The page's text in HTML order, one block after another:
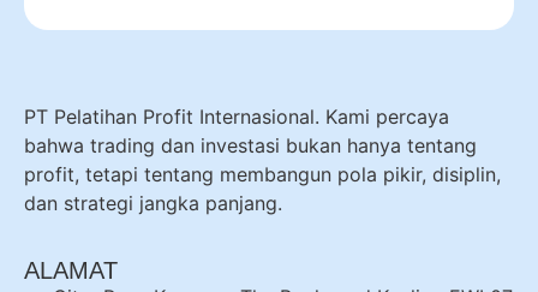
PT Pelatihan Profit Internasional. Kami percaya
bahwa trading dan investasi bukan hanya tentang
profit, tetapi tentang membangun pola pikir, disiplin,
dan strategi jangka panjang.
ALAMAT